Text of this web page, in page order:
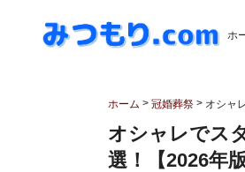
ホ
ホーム > 冠婚葬祭 > オシャ
オシャレでス
選！【2026年版